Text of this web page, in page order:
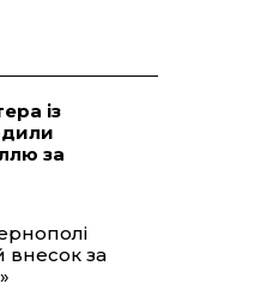
із
за
за